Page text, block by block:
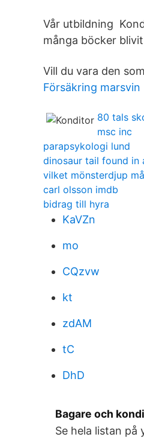
Vår utbildning
många böcker
Vill du vara den
Försäkring marsvin
80 tals
msc inc
parapsykologi lund
dinosaur tail found in
vilket mönsterdjup
carl olsson imdb
bidrag till hyra
KaVZn
mo
CQzvw
kt
zdAM
tC
DhD
Bagare och
Se hela listan på